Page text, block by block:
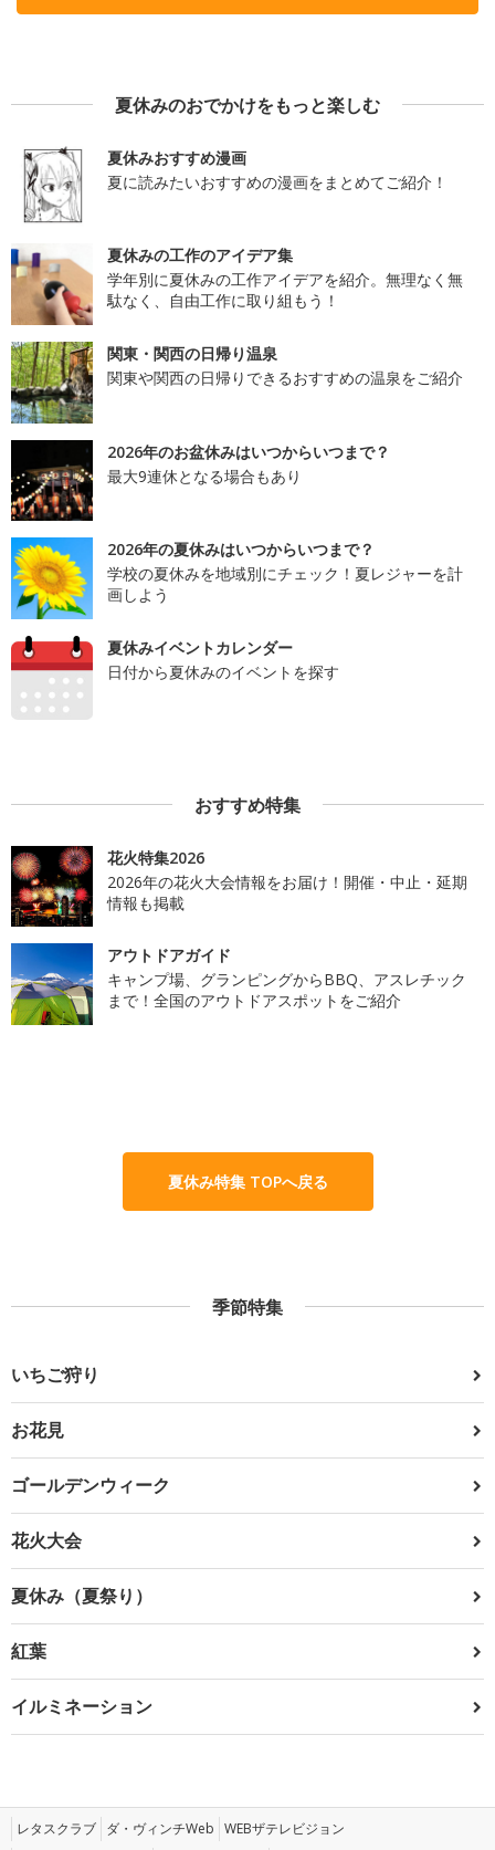
夏休みのおでかけをもっと楽しむ
夏休みおすすめ漫画
夏に読みたいおすすめの漫画をまとめてご紹介！
夏休みの工作のアイデア集
学年別に夏休みの工作アイデアを紹介。無理なく無
駄なく、自由工作に取り組もう！
関東・関西の日帰り温泉
関東や関西の日帰りできるおすすめの温泉をご紹介
2026年のお盆休みはいつからいつまで？
最大9連休となる場合もあり
2026年の夏休みはいつからいつまで？
学校の夏休みを地域別にチェック！夏レジャーを計
画しよう
夏休みイベントカレンダー
日付から夏休みのイベントを探す
おすすめ特集
花火特集2026
2026年の花火大会情報をお届け！開催・中止・延期
情報も掲載
アウトドアガイド
キャンプ場、グランピングからBBQ、アスレチック
まで！全国のアウトドアスポットをご紹介
夏休み特集 TOPへ戻る
季節特集
いちご狩り
お花見
ゴールデンウィーク
花火大会
夏休み（夏祭り）
紅葉
イルミネーション
レタスクラブ ダ・ヴィンチWeb WEBザテレビジョン